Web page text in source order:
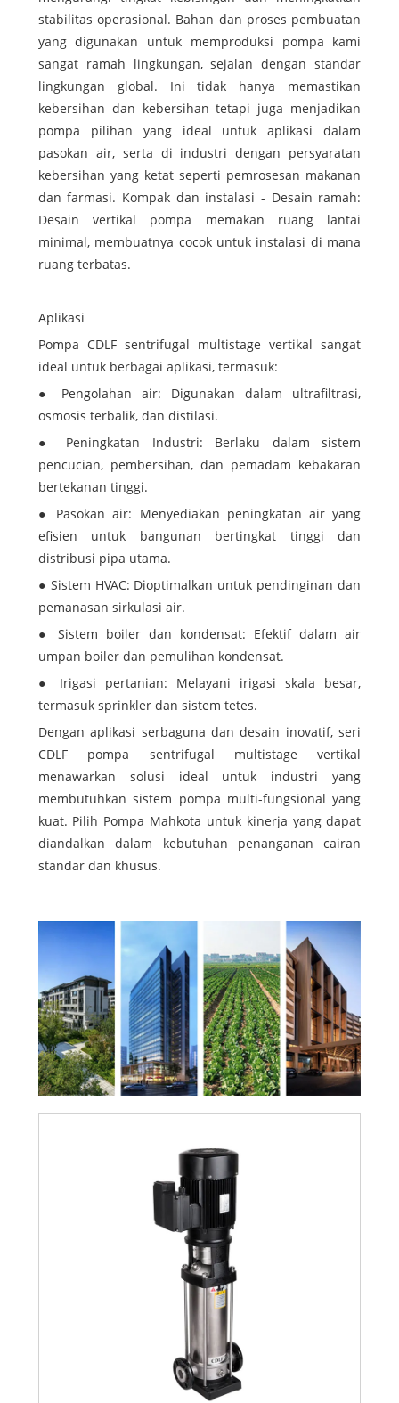
stabilitas operasional. Bahan dan proses pembuatan
yang digunakan untuk memproduksi pompa kami
sangat ramah lingkungan, sejalan dengan standar
lingkungan global. Ini tidak hanya memastikan
kebersihan dan kebersihan tetapi juga menjadikan
pompa pilihan yang ideal untuk aplikasi dalam
pasokan air, serta di industri dengan persyaratan
kebersihan yang ketat seperti pemrosesan makanan
dan farmasi. Kompak dan instalasi - Desain ramah:
Desain vertikal pompa memakan ruang lantai
minimal, membuatnya cocok untuk instalasi di mana
ruang terbatas.
Aplikasi
Pompa CDLF sentrifugal multistage vertikal sangat
ideal untuk berbagai aplikasi, termasuk:
● Pengolahan air: Digunakan dalam ultrafiltrasi,
osmosis terbalik, dan distilasi.
● Peningkatan Industri: Berlaku dalam sistem
pencucian, pembersihan, dan pemadam kebakaran
bertekanan tinggi.
● Pasokan air: Menyediakan peningkatan air yang
efisien untuk bangunan bertingkat tinggi dan
distribusi pipa utama.
● Sistem HVAC: Dioptimalkan untuk pendinginan dan
pemanasan sirkulasi air.
● Sistem boiler dan kondensat: Efektif dalam air
umpan boiler dan pemulihan kondensat.
● Irigasi pertanian: Melayani irigasi skala besar,
termasuk sprinkler dan sistem tetes.
Dengan aplikasi serbaguna dan desain inovatif, seri
CDLF pompa sentrifugal multistage vertikal
menawarkan solusi ideal untuk industri yang
membutuhkan sistem pompa multi-fungsional yang
kuat. Pilih Pompa Mahkota untuk kinerja yang dapat
diandalkan dalam kebutuhan penanganan cairan
standar dan khusus.